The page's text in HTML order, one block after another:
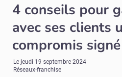
4 conseils pour
avec ses clients
compromis signé
Lejeudi 19 septembre 2024
Réseaux-franchise